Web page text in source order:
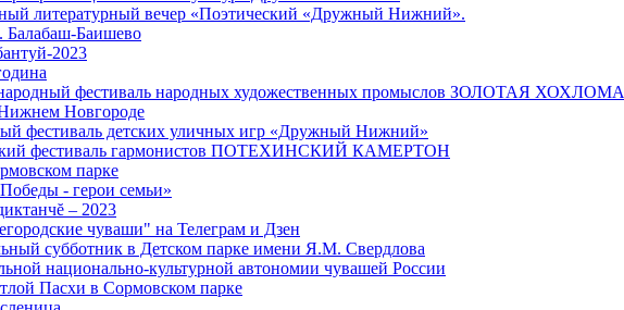
литературный вечер «Поэтический «Дружный Нижний».
Балабаш-Баишево
2023
фестиваль народных художественных промыслов ЗОЛОТАЯ ХОХЛОМА
Новгороде
фестиваль детских уличных игр «Дружный Нижний»
фестиваль гармонистов ПОТЕХИНСКИЙ КАМЕРТОН
парке
- герои семьи»
– 2023
чуваши" на Телеграм и Дзен
субботник в Детском парке имени Я.М. Свердлова
национально-культурной автономии чувашей России
Пасхи в Сормовском парке